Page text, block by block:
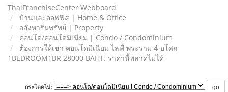
ThaiFranchiseCenter Webboard
บ้านและออฟฟิส | Home & Office
อสังหาริมทรัพย์ | Property
คอนโด/คอนโดมิเนียม | Condo / Condominium
ต้องการให้เช่า คอนโดมิเนียม ไลฟ์ พระราม 4-อโศก
1BEDROOM1BR 28000 BAHT. ราคานี้พลาดไม่ได้
กระโดดไป: